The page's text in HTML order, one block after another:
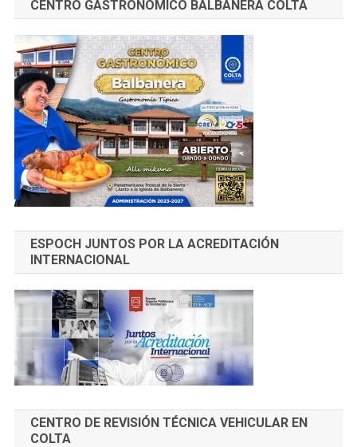
CENTRO GASTRONÓMICO BALBANERA COLTA
ESPOCH JUNTOS POR LA ACREDITACIÓN
INTERNACIONAL
CENTRO DE REVISIÓN TÉCNICA VEHICULAR EN
COLTA